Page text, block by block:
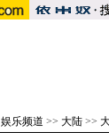
娱乐频道 >> 大陆 >>